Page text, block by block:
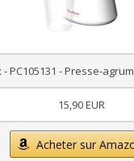
PC105131 - Presse-
15,90 EUR
Acheter sur